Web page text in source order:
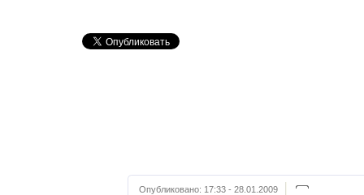
Опубликовано: 17:33 - 28.01.2009